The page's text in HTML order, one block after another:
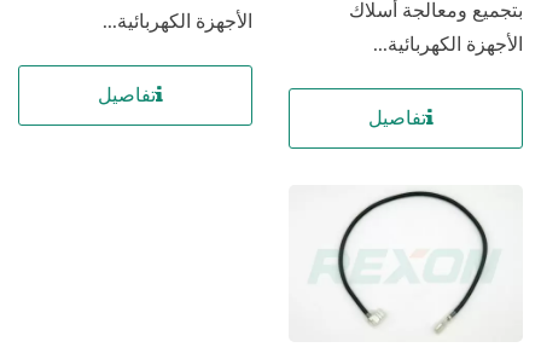
بتجميع ومعالجة أسلاك
الأجهزة الكهربائية...
تفاصيل
الأجهزة الكهربائية...
تفاصيل